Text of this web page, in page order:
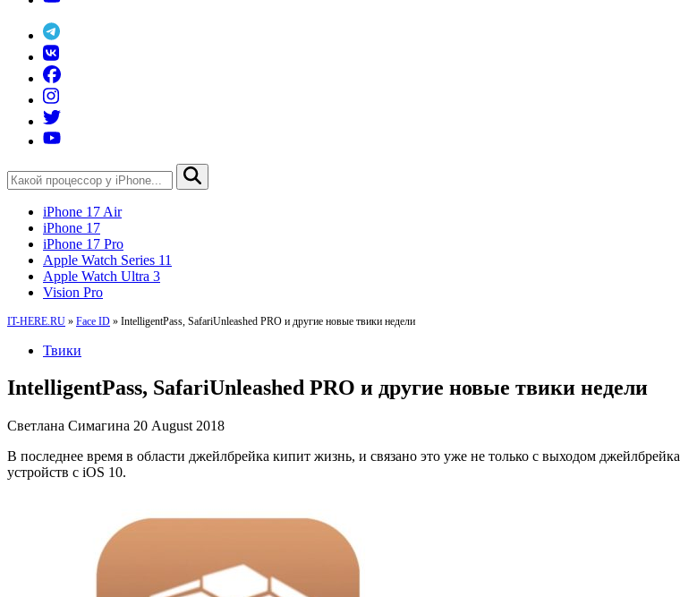
iPhone 17 Air
iPhone 17
iPhone 17 Pro
Apple Watch Series 11
Apple Watch Ultra 3
Vision Pro
IT-HERE.RU » Face ID » IntelligentPass, SafariUnleashed PRO и другие новые твики недели
Твики
IntelligentPass, SafariUnleashed PRO и другие новые твики недели
Светлана Симагина 20 August 2018
В последнее время в области джейлбрейка кипит жизнь, и связано это уже не только с выходом джейлбрейка
устройств с iOS 10.